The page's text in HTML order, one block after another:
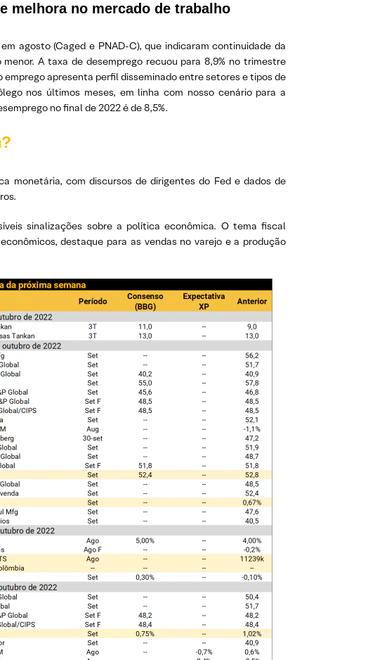
melhora no mercado de trabalho
agosto (Caged e PNAD-C), que indicaram continuidade da
A taxa de desemprego recuou para 8,9% no trimestre
apresenta perfil disseminado entre setores e tipos de
nos últimos meses, em linha com nosso cenário para a
no final de 2022 é de 8,5%.
monetária, com discursos de dirigentes do Fed e dados de
sinalizações sobre a política econômica. O tema fiscal
destaque para as vendas no varejo e a produção